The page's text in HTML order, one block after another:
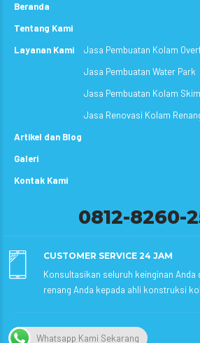
Beranda
Tentang Kami
Layanan Kami
Jasa Pembuatan Kolam
Jasa Pembuatan Water Park
Jasa Pembuatan Kolam
Jasa Renovasi Kolam
Artikel dan Blog
Galeri
Kontak Kami
0812-8260-
CUSTOMER SERVICE 24 JAM
Konsultasikan seluruh keinginan Anda
renang Anda kepada ahli konstruksi
Whatsapp Kami Sekarang